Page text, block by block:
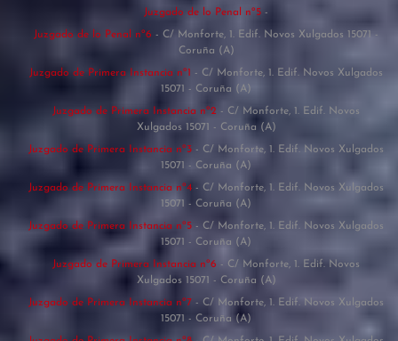
Juzgado de lo Penal nº5 -
Juzgado de lo Penal nº6 - C/ Monforte, 1. Edif. Novos Xulgados 15071 -
Coruña (A)
Juzgado de Primera Instancia nº1 - C/ Monforte, 1. Edif. Novos Xulgados
15071 - Coruña (A)
Juzgado de Primera Instancia nº2 - C/ Monforte, 1. Edif. Novos
Xulgados 15071 - Coruña (A)
Juzgado de Primera Instancia nº3 - C/ Monforte, 1. Edif. Novos Xulgados
15071 - Coruña (A)
Juzgado de Primera Instancia nº4 - C/ Monforte, 1. Edif. Novos Xulgados
15071 - Coruña (A)
Juzgado de Primera Instancia nº5 - C/ Monforte, 1. Edif. Novos Xulgados
15071 - Coruña (A)
Juzgado de Primera Instancia nº6 - C/ Monforte, 1. Edif. Novos
Xulgados 15071 - Coruña (A)
Juzgado de Primera Instancia nº7 - C/ Monforte, 1. Edif. Novos Xulgados
15071 - Coruña (A)